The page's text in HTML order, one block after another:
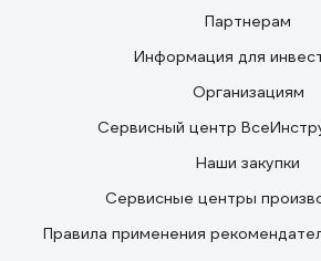
Партнерам
Информация для
Организациям
Сервисный центр
Наши закупки
Сервисные центры
Правила применения